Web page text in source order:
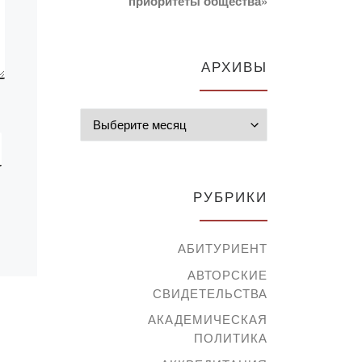
научно-практической
трудовые лагеря
Казахстана в годы
Великой Отечественной
АРХИВЫ
РУБРИКИ
АБИТУРИЕНТ
АВТОРСКИЕ
СВИДЕТЕЛЬСТВА
АКАДЕМИЧЕСКАЯ
ПОЛИТИКА